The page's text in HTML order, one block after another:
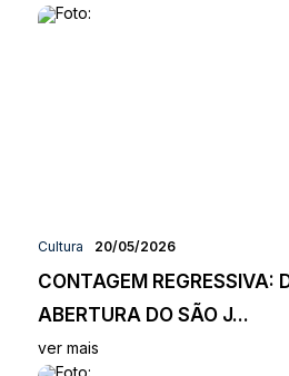
Cultura 20/05/2026
CONTAGEM REGRESSIVA:
ABERTURA DO SÃO J...
ver mais